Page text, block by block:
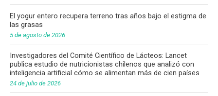
El yogur entero recupera terreno tras años bajo el estigma de
las grasas
5 de agosto de 2026
Investigadores del Comité Científico de Lácteos: Lancet
publica estudio de nutricionistas chilenos que analizó con
inteligencia artificial cómo se alimentan más de cien países
24 de julio de 2026